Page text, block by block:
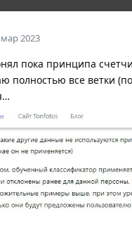
2023
пока принципа
полностью все ветки